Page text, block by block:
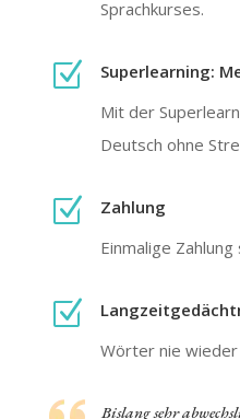
Sprachkurses.
Z
Super­learning:
Mit der
Deutsch ohne
Z
Zahlung
Einmalige
Z
Wörter nie
Bislang sehr